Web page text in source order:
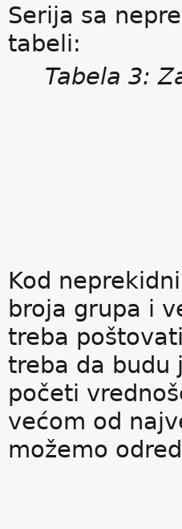
Serija sa
tabeli:
Tabela 3:
Kod
broja grupa i
treba
treba da budu
početi
većom od
možemo